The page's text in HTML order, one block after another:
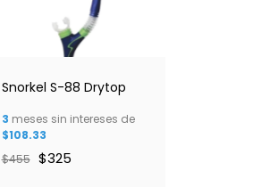
Snorkel S-88 Drytop
3 meses sin intereses de
$108.33
$455 $325